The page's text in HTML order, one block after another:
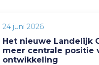
24 juni 2026
Het nieuwe Landelijk
meer centrale positie
ontwikkeling